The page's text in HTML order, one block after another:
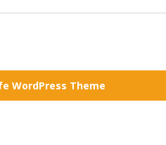
WordPress Theme